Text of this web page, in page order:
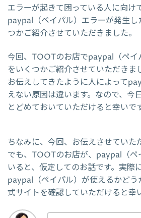
エラーが起きて困っている人に向け
paypal（ペイパル）エラーが発生し
つかご紹介させていただきました。
今回、TOOTのお店でpaypal（ペイ
をいくつかご紹介させていただきま
お伝えしてきたように人によって
えない原因は違います。なので、今
とどめておいていただけると幸いです
ちなみに、今回、お伝えさせていた
でも、TOOTのお店が、paypal（ペ
いると、仮定してのお話です。実際
paypal（ペイパル）が使えるかど
式サイトを確認していただけると幸